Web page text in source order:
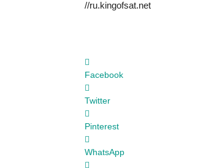
//ru.kingofsat.net
Facebook
Twitter
Pinterest
WhatsApp